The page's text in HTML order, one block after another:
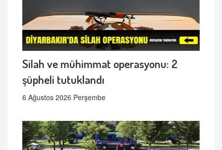
Silah ve mühimmat operasyonu: 2
şüpheli tutuklandı
6 Ağustos 2026 Perşembe